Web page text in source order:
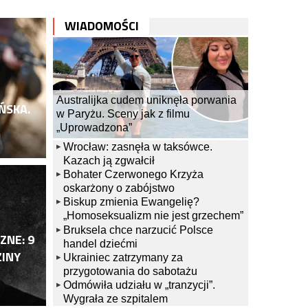
W TAKSÓWCE. KAZACH JĄ
9
WIADOMOŚCI
Australijka cudem uniknęła porwania
w Paryżu. Sceny jak z filmu
„Uprowadzona”
Wrocław: zasnęła w taksówce.
Kazach ją zgwałcił
Bohater Czerwonego Krzyża
oskarżony o zabójstwo
Biskup zmienia Ewangelię?
„Homoseksualizm nie jest grzechem”
Bruksela chce narzucić Polsce
handel dziećmi
Ukrainiec zatrzymany za
przygotowania do sabotażu
Odmówiła udziału w „tranzycji”.
Wygrała ze szpitalem